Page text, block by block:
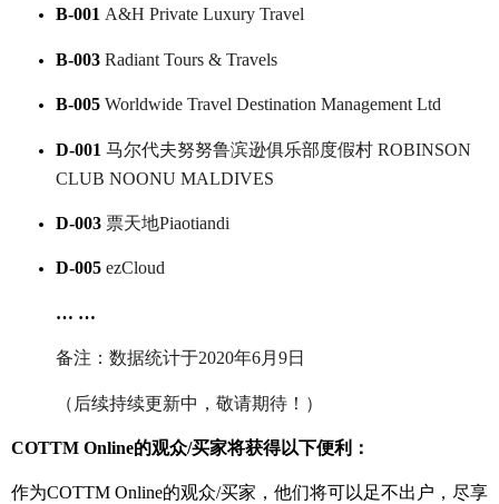
B-001 A&H Private Luxury Travel
B-003 Radiant Tours & Travels
B-005 Worldwide Travel Destination Management Ltd
D-001 马尔代夫努努鲁滨逊俱乐部度假村 ROBINSON
CLUB NOONU MALDIVES
D-003 票天地Piaotiandi
D-005 ezCloud
… …
备注：数据统计于2020年6月9日
（后续持续更新中，敬请期待！）
COTTM Online的观众/买家将获得以下便利：
作为COTTM Online的观众/买家，他们将可以足不出户，尽享